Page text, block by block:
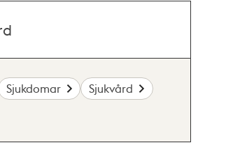
Sjukdomar
Sjukvård